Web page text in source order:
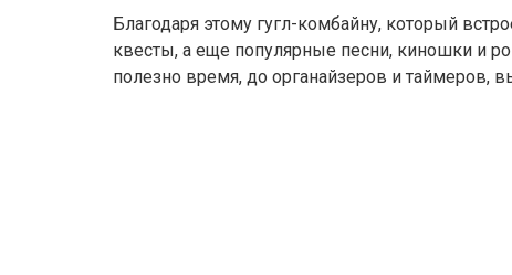
Благодаря этому гугл-комбайну, который
квесты, а еще популярные песни, киношки и
полезно время, до органайзеров и таймеров,